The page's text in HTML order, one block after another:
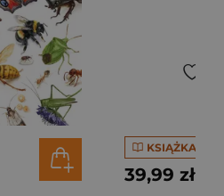
KSIĄŻKA
39,99 zł